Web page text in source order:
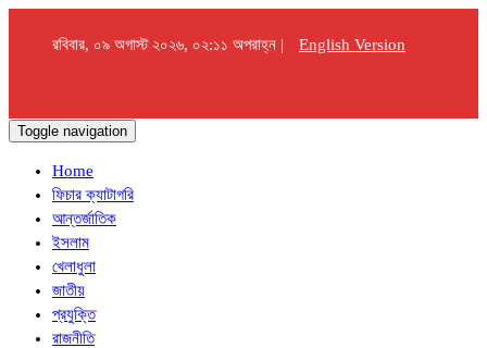
রবিবার, ০৯ অগাস্ট ২০২৬, ০২:১১ অপরাহ্ন | English Version
Toggle navigation
Home
ফিচার ক্যাটাগরি
আন্তর্জাতিক
ইসলাম
খেলাধুলা
জাতীয়
প্রযুক্তি
রাজনীতি